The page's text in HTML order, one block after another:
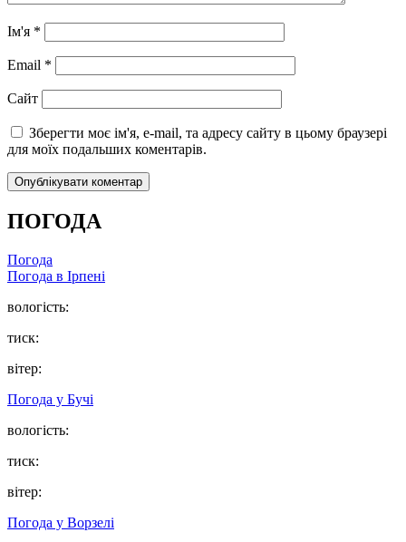
Ім'я *
Email *
Сайт
Зберегти моє ім'я, e-mail, та адресу сайту в цьому браузері
для моїх подальших коментарів.
ПОГОДА
Погода
Погода в Ірпені
вологість:
тиск:
вітер:
Погода у Бучі
вологість:
тиск:
вітер:
Погода у Ворзелі